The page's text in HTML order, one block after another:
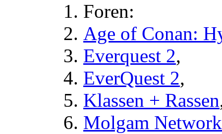
Foren:
Age of Conan:
Everquest 2,
EverQuest 2,
Klassen + Rassen
Molgam Network